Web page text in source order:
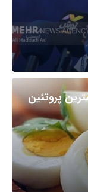
پروتئین